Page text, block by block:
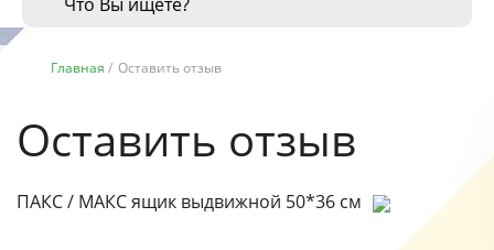
Главная / Оставить отзыв
Оставить отзыв
ПАКС / МАКС ящик выдвижной 50*36 см